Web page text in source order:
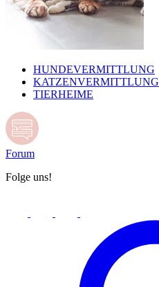
HUNDEVERMITTLUNG
KATZENVERMITTLUNG
TIERHEIME
Forum
Folge uns!